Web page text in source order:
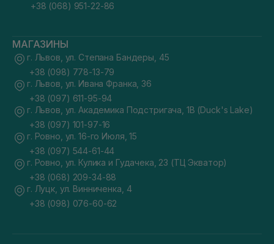
+38 (068) 951-22-86
МАГАЗИНЫ
г. Львов, ул. Степана Бандеры, 45
+38 (098) 778-13-79
г. Львов, ул. Ивана Франка, 36
+38 (097) 611-95-94
г. Львов, ул. Академика Подстригача, 1В (Duck's Lake)
+38 (097) 101-97-16
г. Ровно, ул. 16-го Июля, 15
+38 (097) 544-61-44
г. Ровно, ул. Кулика и Гудачека, 23 (ТЦ Экватор)
+38 (068) 209-34-88
г. Луцк, ул. Винниченка, 4
+38 (098) 076-60-62